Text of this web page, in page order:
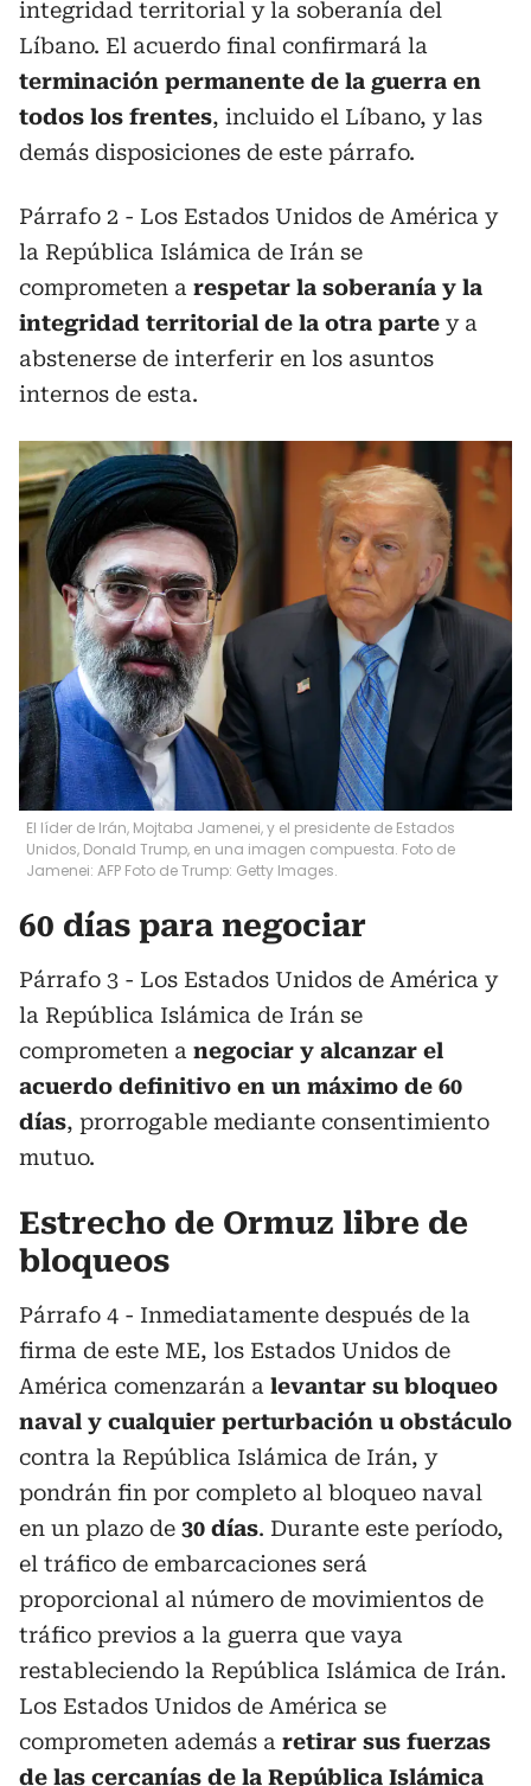
integridad territorial y la soberanía del
Líbano. El acuerdo final confirmará la
terminación permanente de la guerra en
todos los frentes, incluido el Líbano, y las
demás disposiciones de este párrafo.
Párrafo 2 - Los Estados Unidos de América y
la República Islámica de Irán se
comprometen a respetar la soberanía y la
integridad territorial de la otra parte y a
abstenerse de interferir en los asuntos
internos de esta.
El líder de Irán, Mojtaba Jamenei, y el presidente de Estados
Unidos, Donald Trump, en una imagen compuesta. Foto de
Jamenei: AFP Foto de Trump: Getty Images.
60 días para negociar
Párrafo 3 - Los Estados Unidos de América y
la República Islámica de Irán se
comprometen a negociar y alcanzar el
acuerdo definitivo en un máximo de 60
días, prorrogable mediante consentimiento
mutuo.
Estrecho de Ormuz libre de
bloqueos
Párrafo 4 - Inmediatamente después de la
firma de este ME, los Estados Unidos de
América comenzarán a levantar su bloqueo
naval y cualquier perturbación u obstáculo
contra la República Islámica de Irán, y
pondrán fin por completo al bloqueo naval
en un plazo de 30 días. Durante este período,
el tráfico de embarcaciones será
proporcional al número de movimientos de
tráfico previos a la guerra que vaya
restableciendo la República Islámica de Irán.
Los Estados Unidos de América se
comprometen además a retirar sus fuerzas
de las cercanías de la República Islámica